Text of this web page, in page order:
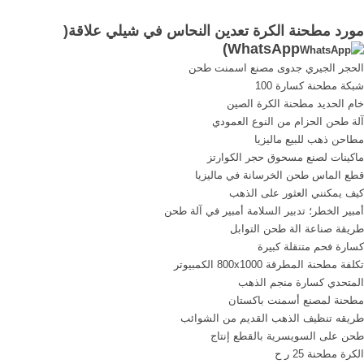
More/خذ المزيد جهزه تعدين,
شركات تصنيع سعر خام
النحاس وسعر خام النحاس في
Alibaba ...
مورد مطحنة الكرة تعدين النحاس في شيلي علاقة(
WhatsApp
)
الحجر الجيري جدوى مصنع اسمنت طحن
شبكة مطحنة كسارة 100
خام الحديد مطحنة الكرة الصين
آلة طحن الحزام من النوع العمودي
مطاحن ذهب للبيع ماليزيا
ماكينات لصنع مسحوق حجر الكوارتز
قطع الماس طحن الخرسانة في ماليزيا
كيف يمكنني العثور على الذهب
أمبير الخطر؛ تدبير السلامة أمبير في آلة طحن
طريقة صناعة الة طحن التوابل
كسارة فحم متنقلة كبيرة
تكلفة مطحنة المطرقة 800x1000 الكمبيوتر
المتحدي كسارة منجم الذهب
مطحنة لمصنع أسمنت باكستان
طريقه تنظيف الذهب القديم من الشوائب
طحن على السويسرية بالقطع إنتاج
الكرة مطحنة 25 ر ح